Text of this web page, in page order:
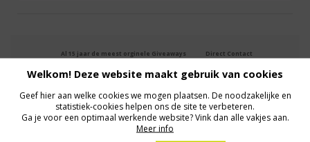
Al 15 jaar de meest orginele Giveaways Direct Contact
We know logistics Op maat gemaakt Meer dan 500.000 artikelen
MELD JE AAN VOOR ONZE NIEUWSBRIEF
Profiteer van deals en een dosis inspiratie!
Welkom! Deze website maakt gebruik van cookies
Geef hier aan welke cookies we mogen plaatsen. De noodzakelijke en
statistiek-cookies helpen ons de site te verbeteren.
Ga je voor een optimaal werkende website? Vink dan alle vakjes aan.
Meer info